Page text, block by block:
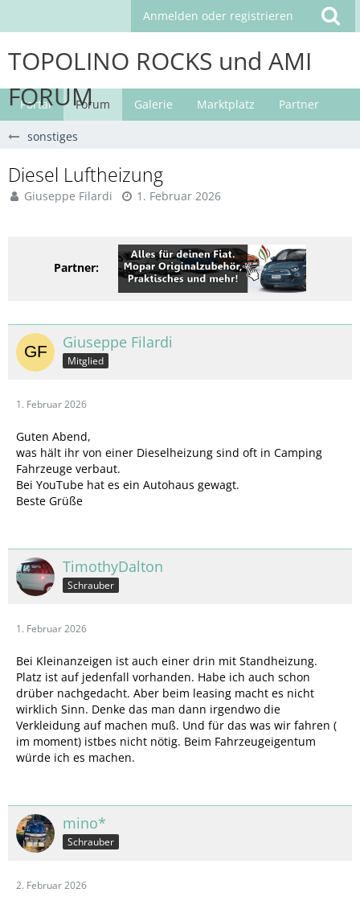
Anmelden oder registrieren
TOPOLINO ROCKS und AMI
FORUM
Portal Forum Galerie Marktplatz Partner
sonstiges
Diesel Luftheizung
Giuseppe Filardi 1. Februar 2026
Partner:
Giuseppe Filardi
Mitglied
1. Februar 2026
Guten Abend,
was hält ihr von einer Dieselheizung sind oft in Camping
Fahrzeuge verbaut.
Bei YouTube hat es ein Autohaus gewagt.
Beste Grüße
TimothyDalton
Schrauber
1. Februar 2026
Bei Kleinanzeigen ist auch einer drin mit Standheizung.
Platz ist auf jedenfall vorhanden. Habe ich auch schon
drüber nachgedacht. Aber beim leasing macht es nicht
wirklich Sinn. Denke das man dann irgendwo die
Verkleidung auf machen muß. Und für das was wir fahren (
im moment) istbes nicht nötig. Beim Fahrzeugeigentum
würde ich es machen.
mino*
Schrauber
2. Februar 2026